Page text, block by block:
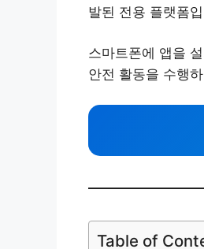
발된 전용 플랫폼
스마트폰에 앱을
안전 활동을 수행
Table of